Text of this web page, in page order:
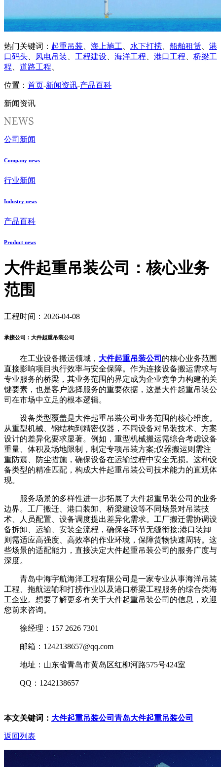
热门关键词： 起重吊装、 海上施工、 水下打捞、 船舶租赁、 港
口码头、 风电吊装、 工程建设、 海洋工程、 港口工程、 桥梁工
程、 道路工程、
位置： 首页-新闻资讯-产品百科
新闻资讯
公司新闻
Company news
行业新闻
Industry news
产品百科
Product news
大件起重吊装公司：核心业务
范围
工程时间：2026-04-08
承接公司：大件起重吊装公司
在工业设备搬运领域， 大件起重吊装公司 的核心业务范围
直接影响项目执行效率与安全保障。作为连接设备搬运需求与
专业服务的桥梁，其业务范围的界定成为企业竞争力构建的关
键要素，也是客户选择服务的重要依据，这是大件起重吊装公
司在市场中立足的根本逻辑。
设备类型覆盖是大件起重吊装公司业务范围的核心维度。
从重型机械、钢结构到精密仪器，不同设备对吊装技术、方案
设计的差异化要求显著。例如，重型机械搬运需综合考虑设备
重量、体积及场地限制，制定专项吊装方案;仪器搬运则需注
重防震、防尘措施，确保设备在运输过程中安全无损。这种设
备类型的精准匹配，构成大件起重吊装公司技术能力的直观体
现。
服务场景的多样性进一步拓展了大件起重吊装公司的业务
边界。工厂搬迁、港口装卸、桥梁建设等不同场景对吊装技
术、人员配置、设备调度提出差异化需求。工厂搬迁需协调设
备拆卸、运输、安装全流程，确保各环节无缝衔接;港口装卸
则需适应高强度、高效率的作业环境，保障货物快速周转。这
些场景的适配能力，直接决定大件起重吊装公司的服务广度与
深度。
青岛中海宇航海洋工程有限公司是一家专业从事海洋吊装
工程、拖航运输和打捞作业以及港口桥梁工程服务的综合类海
工企业。想要了解更多有关于大件起重吊装公司的信息，欢迎
您前来咨询。
徐经理：157 2626 7301
邮箱：1242138657@qq.com
地址：山东省青岛市黄岛区红柳河路575号424室
QQ：1242138657
本文关键词： 大件起重吊装公司 青岛大件起重吊装公司
返回列表